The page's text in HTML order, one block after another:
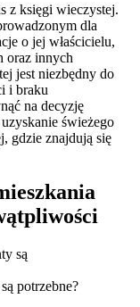
z księgi wieczystej.
dla
o jej właścicielu,
oraz innych
jest niezbędny do
i braku
na decyzję
świeżego
gdzie znajdują się
potrzebne?